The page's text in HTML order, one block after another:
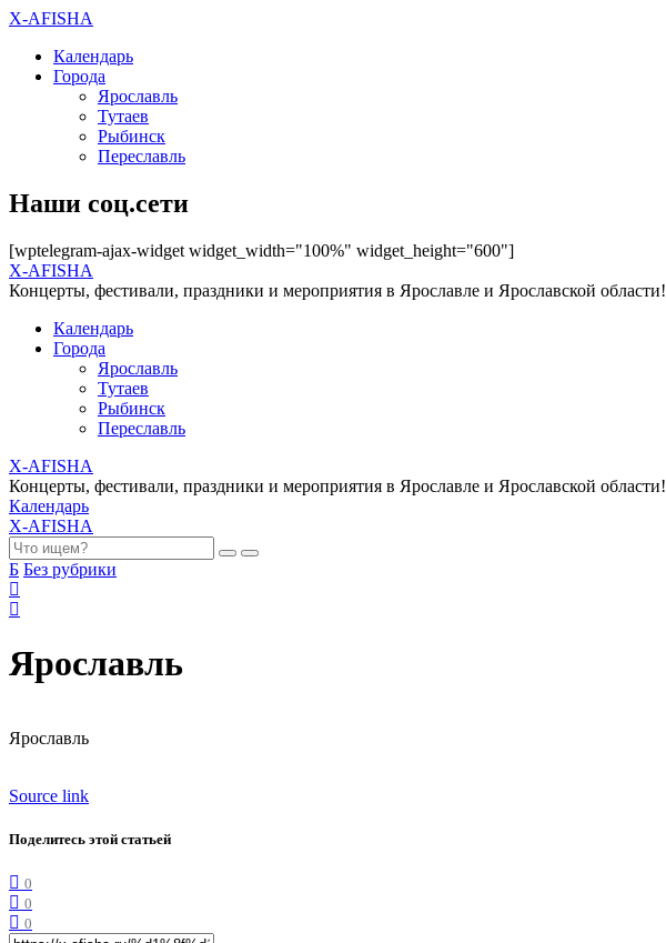
X-AFISHA
Календарь
Города
Ярославль
Тутаев
Рыбинск
Переславль
Наши соц.сети
[wptelegram-ajax-widget widget_width="100%" widget_height="600"]
X-AFISHA
Концерты, фестивали, праздники и мероприятия в Ярославле и Ярославской области!
Календарь
Города
Ярославль
Тутаев
Рыбинск
Переславль
X-AFISHA
Концерты, фестивали, праздники и мероприятия в Ярославле и Ярославской области!
Календарь
X-AFISHA
Б Без рубрики
Ярославль
Ярославль
Source link
Поделитесь этой статьей
0
0
0